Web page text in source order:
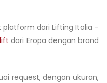
dari Lifting Italia –
dari Eropa dengan brand
request, dengan ukuran,